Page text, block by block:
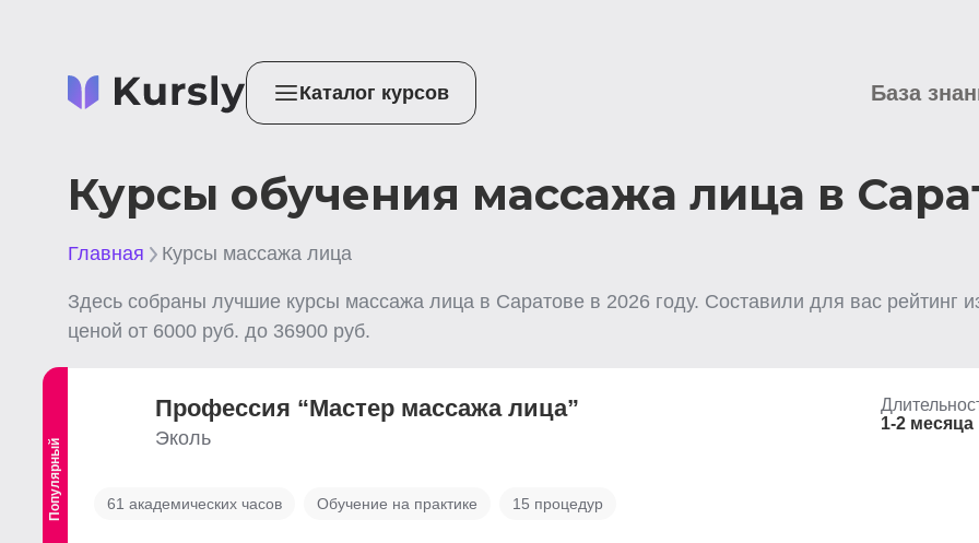
Каталог курсов База
Курсы обучения массажа лица в
Главная Курсы массажа лица
Здесь собраны лучшие курсы массажа лица в Саратове в 2026 году. Составили для вас рейтинг
ценой от 6000 руб. до 36900 руб.
Популярный
Профессия “Мастер массажа лица”
Эколь
1-2 месяца
61 академических часов Обучение на практике 15 процедур